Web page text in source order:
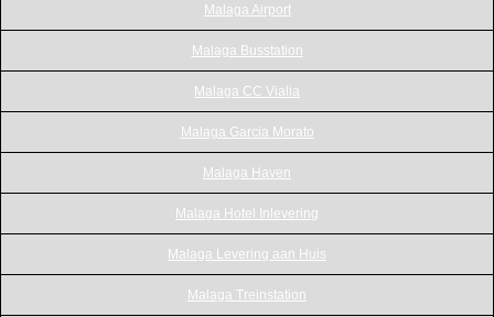
Malaga Airport
Malaga Busstation
Malaga CC Vialia
Malaga Garcia Morato
Malaga Haven
Malaga Hotel Inlevering
Malaga Levering aan Huis
Malaga Treinstation